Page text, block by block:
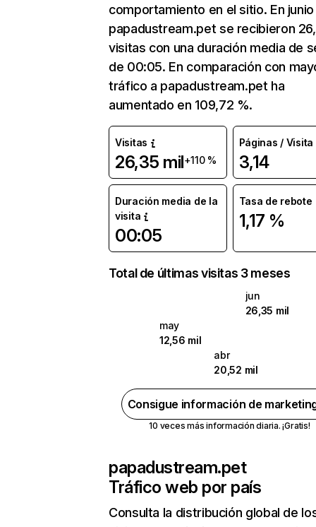
comportamiento en el sitio. En junio
papadustream.pet se recibieron
visitas con una duración media de
de 00:05. En comparación con
tráfico a papadustream.pet ha
aumentado en 109,72 %.
Visitas
26,35 mil+110 %
Páginas / Visita
3,14
Duración media de la
visita
00:05
Tasa de rebote
1,17 %
Total de últimas visitas 3 meses
jun
26,35 mil
may
12,56 mil
abr
20,52 mil
Consigue información de
10 veces más información diaria. ¡Gratis!
papadustream.pet
Tráfico web por país
Consulta la distribución global de